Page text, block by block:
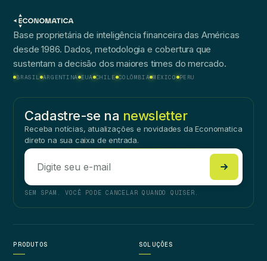
Base proprietária de inteligência financeira das Américas
desde 1986. Dados, metodologia e cobertura que
sustentam a decisão dos maiores times do mercado.
BRASIL ARGENTINA EUA CHILE COLÔMBIA MÉXICO PERU
Cadastre-se na newsletter
Receba notícias, atualizações e novidades da Economatica
direto na sua caixa de entrada.
SEM SPAM. VOCÊ PODE CANCELAR QUANDO QUISER.
PRODUTOS SOLUÇÕES